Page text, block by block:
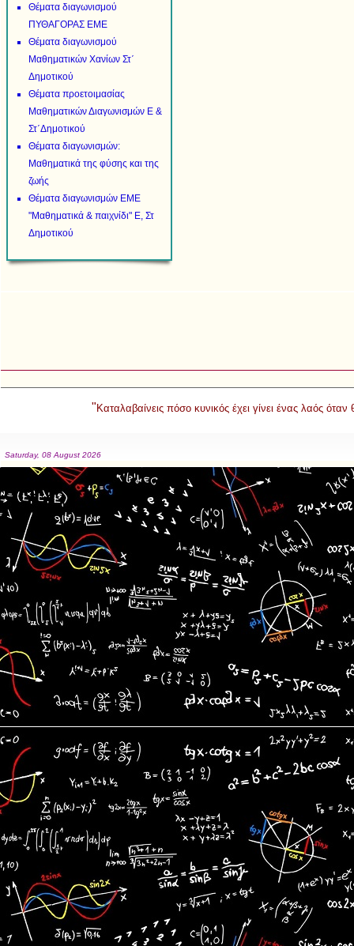
Θέματα διαγωνισμού
ΠΥΘΑΓΟΡΑΣ ΕΜΕ
Θέματα διαγωνισμού
Μαθηματικών Χανίων Στ΄
Δημοτικού
Θέματα προετοιμασίας
Μαθηματικών Διαγωνισμών Ε &
Στ΄Δημοτικού
Θέματα διαγωνισμών:
Μαθηματικά της φύσης και της
ζωής
Θέματα διαγωνισμών ΕΜΕ
"Μαθηματικά & παιχνίδι" Ε, Στ
Δημοτικού
" Καταλαβαίνεις πόσο κυνικός έχει γίνει ένας λαός
Saturday, 08 August 2026